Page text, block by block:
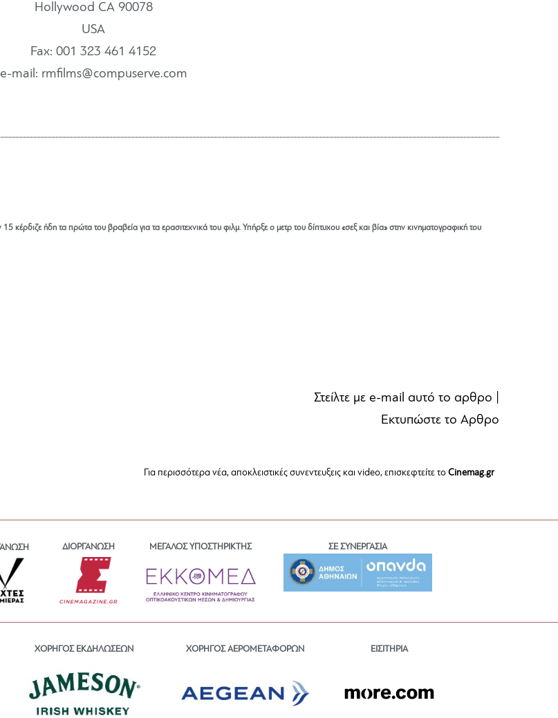
Hollywood CA 90078
USA
Fax: 001 323 461 4152
e-mail: rmfilms@compuserve.com
κέρδιζε ήδη τα πρώτα του βραβεία για τα ερασιτεχνικά του φιλμ. Υπήρξε ο μετρ του δίπτυχου «σεξ και βία» στην κινηματογραφική του
Στείλτε με e-mail αυτό το αρθρο
Εκτυπώστε το Αρθρο
Για περισσότερα νέα, αποκλειστικές συνεντευξεις και video, επισκεφτείτε το Cinemag.gr
ΔΙΟΡΓΑΝΩΣΗ ΜΕΓΑΛΟΣ ΥΠΟΣΤΗΡΙΚΤΗΣ ΣΕ ΣΥΝΕΡΓΑΣΙΑ
ΧΟΡΗΓΟΣ ΕΚΔΗΛΩΣΕΩΝ ΧΟΡΗΓΟΣ ΑΕΡΟΜΕΤΑΦΟΡΩΝ ΕΙΣΙΤΗΡΙΑ